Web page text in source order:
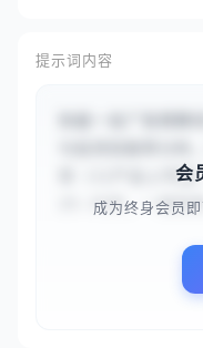
提示词内容
型（{{产品上市
25-35岁，一线
会
成为终身会员